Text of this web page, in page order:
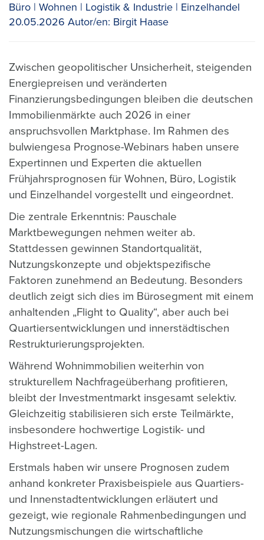
Büro Wohnen Logistik & Industrie
Einzelhandel
20.05.2026 Autor/en: Birgit Haase
Zwischen geopolitischer Unsicherheit, steigenden
Energiepreisen und veränderten
Finanzierungsbedingungen bleiben die deutschen
Immobilienmärkte auch 2026 in einer
anspruchsvollen Marktphase. Im Rahmen des
bulwiengesa Prognose-Webinars haben unsere
Expertinnen und Experten die aktuellen
Frühjahrsprognosen für Wohnen, Büro, Logistik
und Einzelhandel vorgestellt und eingeordnet.
Die zentrale Erkenntnis: Pauschale
Marktbewegungen nehmen weiter ab.
Stattdessen gewinnen Standortqualität,
Nutzungskonzepte und objektspezifische
Faktoren zunehmend an Bedeutung. Besonders
deutlich zeigt sich dies im Bürosegment mit einem
anhaltenden „Flight to Quality“, aber auch bei
Quartiersentwicklungen und innerstädtischen
Restrukturierungsprojekten.
Während Wohnimmobilien weiterhin von
strukturellem Nachfrageüberhang profitieren,
bleibt der Investmentmarkt insgesamt selektiv.
Gleichzeitig stabilisieren sich erste Teilmärkte,
insbesondere hochwertige Logistik- und
Highstreet-Lagen.
Erstmals haben wir unsere Prognosen zudem
anhand konkreter Praxisbeispiele aus Quartiers-
und Innenstadtentwicklungen erläutert und
gezeigt, wie regionale Rahmenbedingungen und
Nutzungsmischungen die wirtschaftliche